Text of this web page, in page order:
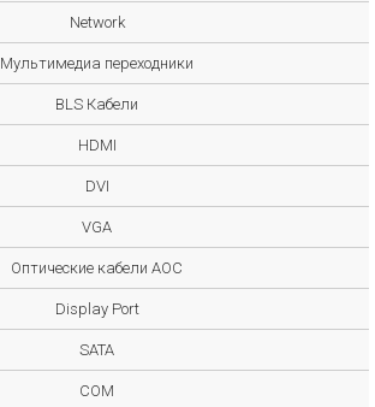
Network
Мультимедиа переходники
BLS Кабели
HDMI
DVI
VGA
Оптические кабели AOC
Display Port
SATA
COM